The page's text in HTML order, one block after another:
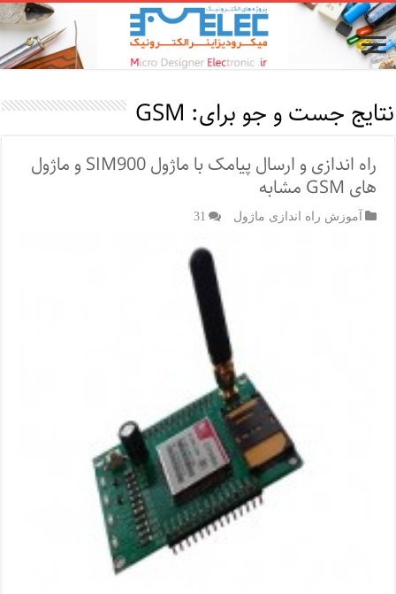
نتایج جست و جو برای: GSM
راه اندازی و ارسال پیامک با ماژول SIM900 و ماژول
های GSM مشابه
آموزش راه اندازی ماژول 31